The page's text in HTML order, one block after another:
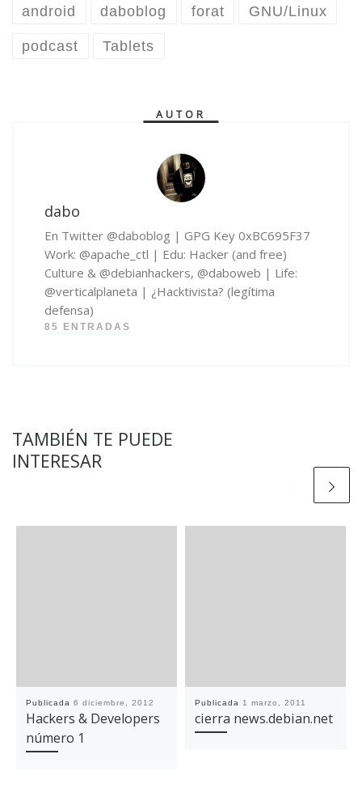
android daboblog forat GNU/Linux
podcast Tablets
AUTOR
dabo
En Twitter @daboblog | GPG Key 0xBC695F37
Work: @apache_ctl | Edu: Hacker (and free)
Culture & @debianhackers, @daboweb | Life:
@verticalplaneta | ¿Hacktivista? (legítima
defensa)
85 ENTRADAS
TAMBIÉN TE PUEDE
INTERESAR
Publicada 6 diciembre, 2012
Hackers & Developers
número 1
Publicada 1 marzo, 2011
cierra news.debian.net